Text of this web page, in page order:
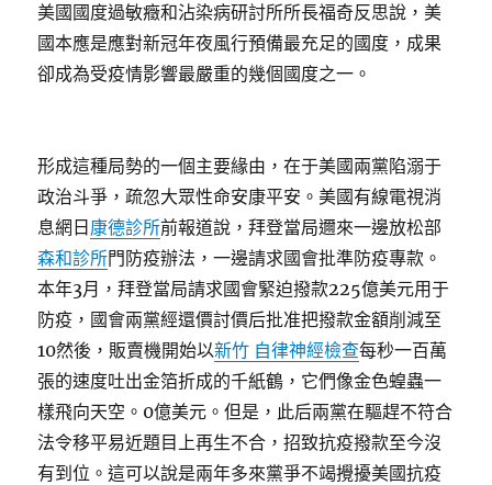
美國國度過敏癥和沾染病研討所所長福奇反思說，美
國本應是應對新冠年夜風行預備最充足的國度，成果
卻成為受疫情影響最嚴重的幾個國度之一。
形成這種局勢的一個主要緣由，在于美國兩黨陷溺于
政治斗爭，疏忽大眾性命安康平安。美國有線電視消
息網日 康德診所前報道說，拜登當局邇來一邊放松部
森和診所門防疫辦法，一邊請求國會批準防疫專款。
本年3月，拜登當局請求國會緊迫撥款225億美元用于
防疫，國會兩黨經還價討價后批准把撥款金額削減至
10然後，販賣機開始以新竹 自律神經檢查每秒一百萬
張的速度吐出金箔折成的千紙鶴，它們像金色蝗蟲一
樣飛向天空。0億美元。但是，此后兩黨在驅趕不符合
法令移平易近題目上再生不合，招致抗疫撥款至今沒
有到位。這可以說是兩年多來黨爭不竭攪擾美國抗疫